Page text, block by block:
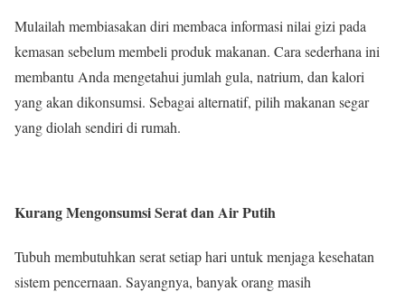
Mulailah membiasakan diri membaca informasi nilai gizi pada
kemasan sebelum membeli produk makanan. Cara sederhana ini
membantu Anda mengetahui jumlah gula, natrium, dan kalori
yang akan dikonsumsi. Sebagai alternatif, pilih makanan segar
yang diolah sendiri di rumah.
Kurang Mengonsumsi Serat dan Air Putih
Tubuh membutuhkan serat setiap hari untuk menjaga kesehatan
sistem pencernaan. Sayangnya, banyak orang masih